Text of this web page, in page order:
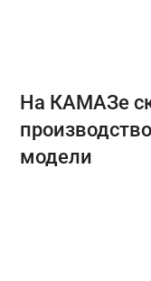
На КАМАЗе
модели